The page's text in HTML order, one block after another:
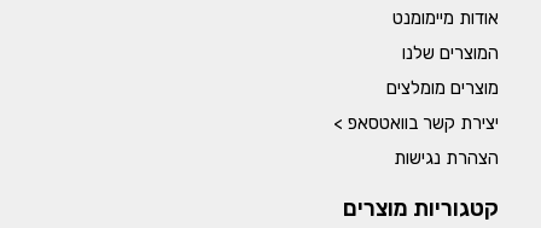
אודות מיימומנט
המוצרים שלנו
מוצרים מומלצים
יצירת קשר בוואטסאפ >
הצהרת נגישות
קטגוריות מוצרים